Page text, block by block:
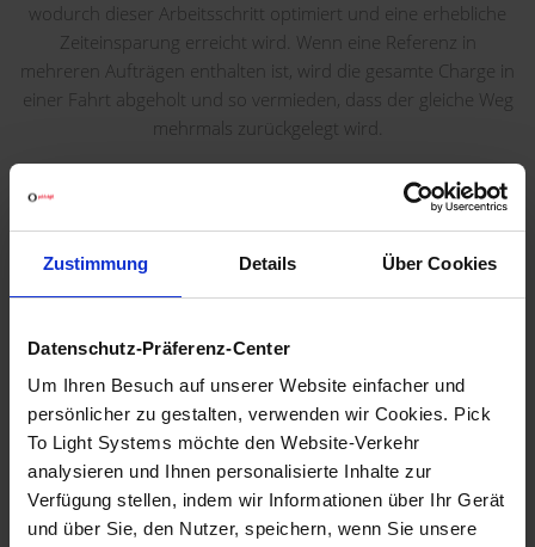
Zustimmung Details Über Cookies
Datenschutz-Präferenz-Center
Um Ihren Besuch auf unserer Website einfacher und
persönlicher zu gestalten, verwenden wir Cookies. Pick
To Light Systems möchte den Website-Verkehr
analysieren und Ihnen personalisierte Inhalte zur
Verfügung stellen, indem wir Informationen über Ihr Gerät
und über Sie, den Nutzer, speichern, wenn Sie unsere
wodurch dieser Arbeitsschritt optimiert und eine erhebliche
Zeiteinsparung erreicht wird. Wenn eine Referenz in
mehreren Aufträgen enthalten ist, wird die gesamte Charge in
einer Fahrt abgeholt und so vermieden, dass der gleiche Weg
mehrmals zurückgelegt wird.
Pick-to-Light-
Vorrichtungen ausgestattet werden. Dadurch wird die
Produktivität um bis zu 600 % gesteigert und der Einsatz von
Unsere Lösungen sind dafür entwickelt Bestellungen schnell
und fehlerfrei vorzubereiten.
Die Einführung unseresPick to Light Systems steigert die